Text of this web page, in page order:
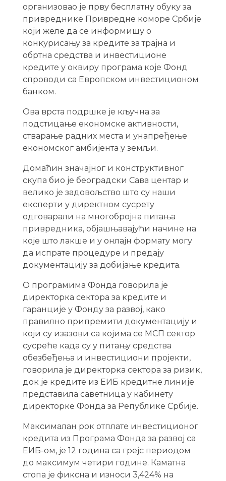
организовао је прву бесплатну обуку за
привреднике Привредне коморе Србије
који желе да се информишу о
конкурисању за кредите за трајна и
обртна средства и инвестиционе
кредите у оквиру програма којe Фонд
спроводи са Европском инвестиционом
банком.
Ова врста подршке је кључна за
подстицање економске активности,
стварање радних места и унапређење
eкономског амбијента у земљи.
Домаћин значајног и конструктивног
скупа био је београдски Сава центар и
велико је задовољство што су наши
експерти у директном сусрету
одговарали на многобројна питања
привредника, објашњавајући начине на
које што лакше и у онлајн формату могу
да испрате процедуре и предају
документацију за добијање кредита.
О програмима Фонда говорила је
директорка сектора за кредите и
гаранције у Фонду за развој, како
правилно припремити документацију и
који су изазови са којима се МСП сектор
сусреће када су у питању средства
обезбеђења и инвестициони пројекти,
говорила је директорка сектора за ризик,
док је кредите из ЕИБ кредитне линије
представила саветница у кабинету
директорке Фонда за Републике Србије.
Максималан рок отплате инвестиционог
кредита из Програма Фонда за развој са
ЕИБ-ом, je 12 година са грејс периодом
до максимум четири године. Каматна
стопа је фиксна и износи 3,424% на